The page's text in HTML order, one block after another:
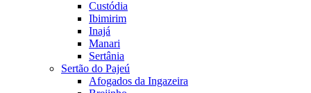
Custódia
Ibimirim
Inajá
Manari
Sertânia
Sertão do Pajeú
Afogados da Ingazeira